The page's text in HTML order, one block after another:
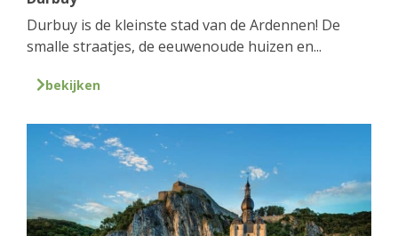
Durbuy is de kleinste stad van de Ardennen! De
smalle straatjes, de eeuwenoude huizen en...
bekijken